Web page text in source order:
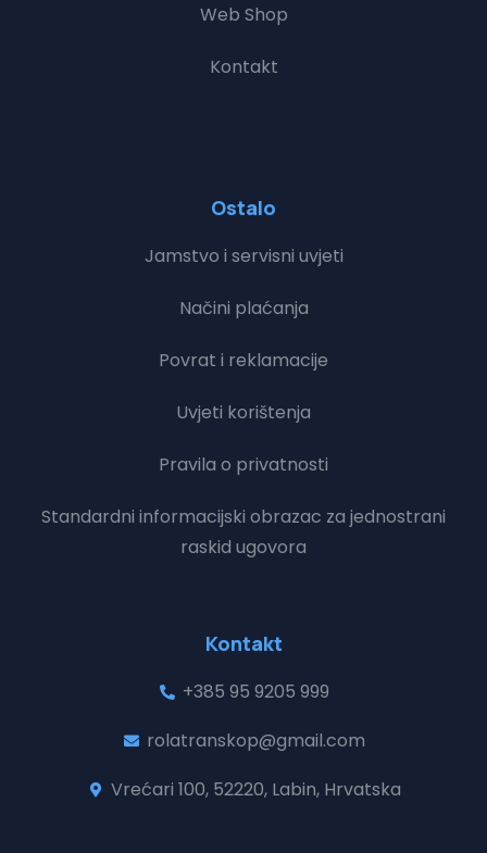
Web Shop
Kontakt
Ostalo
Jamstvo i servisni uvjeti
Načini plaćanja
Povrat i reklamacije
Uvjeti korištenja
Pravila o privatnosti
Standardni informacijski obrazac za jednostrani
raskid ugovora
Kontakt
+385 95 9205 999
rolatranskop@gmail.com
Vrećari 100, 52220, Labin, Hrvatska